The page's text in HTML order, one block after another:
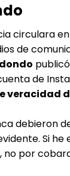
circulara
de
de
veracidad
debieron
Si he
no por